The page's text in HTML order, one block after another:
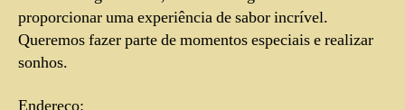
proporcionar uma experiência de sabor incrível.
Queremos fazer parte de momentos especiais e realizar
sonhos.
Endereço: